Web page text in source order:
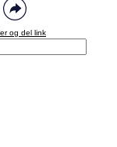
og del link